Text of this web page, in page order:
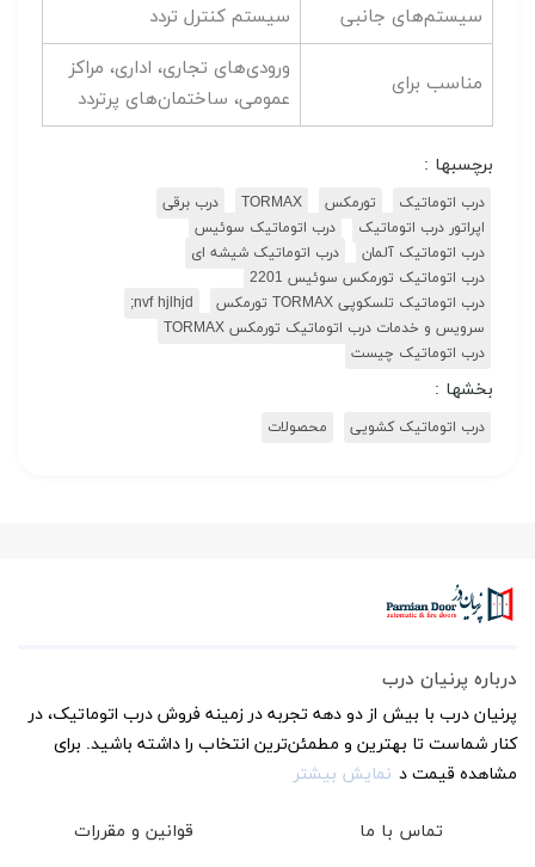
سیستم‌های جانبی
سیستم کنترل تردد
مناسب برای
ورودی‌های تجاری، اداری، مراکز
عمومی، ساختمان‌های پرتردد
برچسبها :
درب اتوماتیک تورمکس TORMAX
درب برقی
اپراتور درب اتوماتیک
درب اتوماتیک سوئیس
درب اتوماتیک آلمان
درب اتوماتیک شیشه ای
درب اتوماتیک تورمکس سوئیس 2201
درب اتوماتیک تلسکوپی TORMAX تورمکس
nvf hjlhjd;
سرویس و خدمات درب اتوماتیک تورمکس TORMAX
درب اتوماتیک چیست
بخشها :
درب اتوماتیک کشویی محصولات
درباره پرنیان درب
پرنیان درب با بیش از دو دهه تجربه در زمینه فروش درب اتوماتیک، در
کنار شماست تا بهترین و مطمئن‌ترین انتخاب را داشته باشید. برای
مشاهده قیمت د نمایش بیشتر
تماس با ما قوانین و مقررات